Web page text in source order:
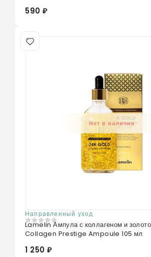
590 ₽
Нет в наличии
Направленный уход
0из 5
Lamelin Ампула с коллагеном и
Collagen Prestige Ampoule 105 мл
1 250 ₽